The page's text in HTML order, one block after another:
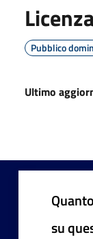
Pubblico
Ultimo
su